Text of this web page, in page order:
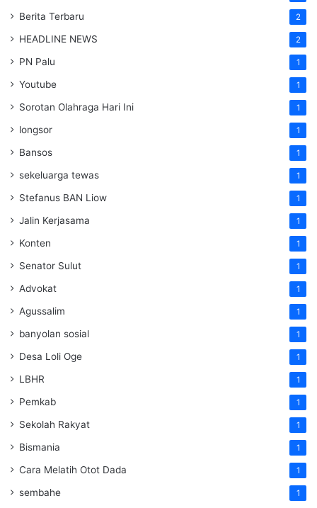
Berita Terbaru 2
HEADLINE NEWS 2
PN Palu 1
Youtube 1
Sorotan Olahraga Hari Ini 1
longsor 1
Bansos 1
sekeluarga tewas 1
Stefanus BAN Liow 1
Jalin Kerjasama 1
Konten 1
Senator Sulut 1
Advokat 1
Agussalim 1
banyolan sosial 1
Desa Loli Oge 1
LBHR 1
Pemkab 1
Sekolah Rakyat 1
Bismania 1
Cara Melatih Otot Dada 1
sembahe 1